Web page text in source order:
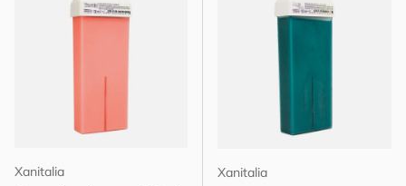
Xanitalia Xanitalia